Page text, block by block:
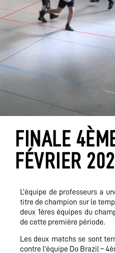
FINALE
FÉVRIER
L’équipe de professeurs a
titre de champion sur le
deux 1ères équipes du
de cette première période.
Les deux matchs se sont
contre l’équipe Do Brazil –